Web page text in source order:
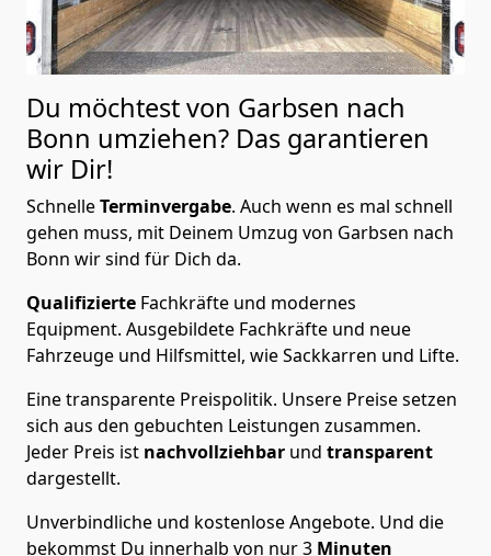
Du möchtest von Garbsen nach
Bonn umziehen? Das garantieren
wir Dir!
SchnelleTerminvergabe. Auch wenn es mal schnell
gehen muss, mit Deinem Umzug von Garbsen nach
Bonn wir sind für Dich da.
Qualifizierte Fachkräfte und modernes
Equipment. Ausgebildete Fachkräfte und neue
Fahrzeuge und Hilfsmittel, wie Sackkarren und Lifte.
Eine transparente Preispolitik. Unsere Preise setzen
sich aus den gebuchten Leistungen zusammen.
Jeder Preis ist nachvollziehbar und transparent
dargestellt.
Unverbindliche und kostenlose Angebote. Und die
bekommst Du innerhalb von nur3 Minuten